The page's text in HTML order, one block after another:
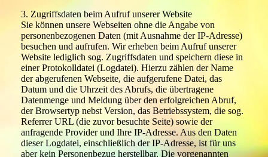
3. Zugriffsdaten beim Aufruf unserer Website
Sie können unsere Webseiten ohne die Angabe von
personenbezogenen Daten (mit Ausnahme der IP-Adresse)
besuchen und aufrufen. Wir erheben beim Aufruf unserer
Website lediglich sog. Zugriffsdaten und speichern diese in
einer Protokolldatei (Logdatei). Hierzu zählen der Name
der abgerufenen Webseite, die aufgerufene Datei, das
Datum und die Uhrzeit des Abrufs, die übertragene
Datenmenge und Meldung über den erfolgreichen Abruf,
der Browsertyp nebst Version, das Betriebssystem, die sog.
Referrer URL (die zuvor besuchte Seite) sowie der
anfragende Provider und Ihre IP-Adresse. Aus den Daten
dieser Logdatei, einschließlich der IP-Adresse, ist für uns
aber kein Personenbezug herstellbar. Die vorgenannten